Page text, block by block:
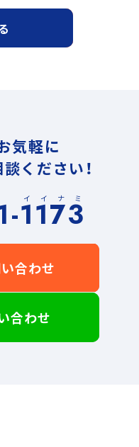
気軽に
ください！
イイナミ
1173
合わせ
合わせ